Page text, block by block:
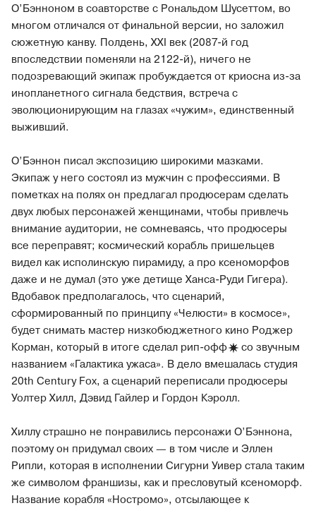
О’Бэнноном в соавторстве с Рональдом Шусеттом, во
многом отличался от финальной версии, но заложил
сюжетную канву. Полдень, XXI век (2087-й год
впоследствии поменяли на 2122-й), ничего не
подозревающий экипаж пробуждается от криосна из-за
инопланетного сигнала бедствия, встреча с
эволюционирующим на глазах «чужим», единственный
выживший.
О’Бэннон писал экспозицию широкими мазками.
Экипаж у него состоял из мужчин с профессиями. В
пометках на полях он предлагал продюсерам сделать
двух любых персонажей женщинами, чтобы привлечь
внимание аудитории, не сомневаясь, что продюсеры
все переправят; космический корабль пришельцев
видел как исполинскую пирамиду, а про ксеноморфов
даже и не думал (это уже детище Ханса-Руди Гигера).
Вдобавок предполагалось, что сценарий,
сформированный по принципу «Челюсти» в космосе»,
будет снимать мастер низкобюджетного кино Роджер
Корман, который в итоге сделал рип-офф
со звучным
названием «Галактика ужаса». В дело вмешалась студия
20th Century Fox, а сценарий переписали продюсеры
Уолтер Хилл, Дэвид Гайлер и Гордон Кэролл.
Хиллу страшно не понравились персонажи О’Бэннона,
поэтому он придумал своих — в том числе и Эллен
Рипли, которая в исполнении Сигурни Уивер стала таким
же символом франшизы, как и пресловутый ксеноморф.
Название корабля «Ностромо», отсылающее к